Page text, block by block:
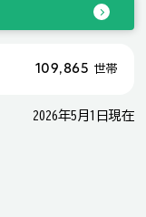
109,865 世帯
2026年5月1日現在